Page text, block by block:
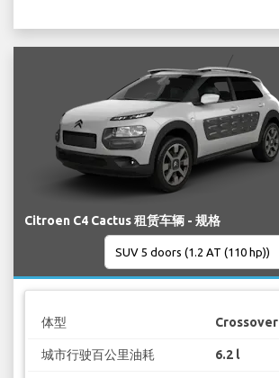
Citroen C4 Cactus 租赁车辆 - 规格
体型 Crossover
城市行驶百公里油耗 6.2 l